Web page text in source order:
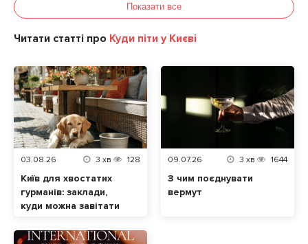
Показати все
Читати статті про Куди піти у Києві
03.08.26 3 хв 128
Київ для хвостатих
гурманів: заклади,
куди можна завітати
улюбленцем
09.07.26 3 хв 1644
З чим поєднувати
вермут